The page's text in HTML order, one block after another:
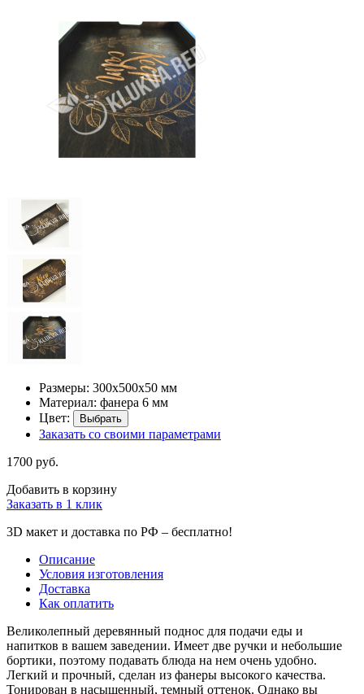
Размеры: 300х500х50 мм
Материал: фанера 6 мм
Цвет:
Выбрать
Заказать со своими параметрами
1700 руб.
Добавить в корзину
Заказать в 1 клик
3D макет и доставка по РФ – бесплатно!
Описание
Условия изготовления
Доставка
Как оплатить
Великолепный деревянный поднос для подачи еды и
напитков в вашем заведении. Имеет две ручки и небольшие
бортики, поэтому подавать блюда на нем очень удобно.
Легкий и прочный, сделан из фанеры высокого качества.
Тонирован в насыщенный, темный оттенок. Однако вы